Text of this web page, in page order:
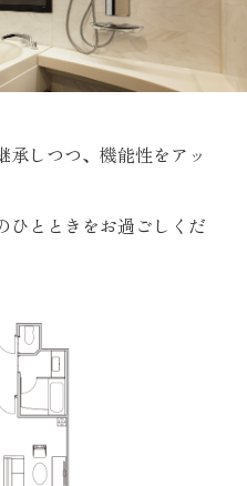
承しつつ、機能性をアッ
ひとときをお過ごしくだ